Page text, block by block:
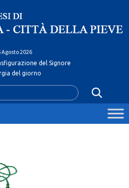
Agosto 2026
del Signore
del giorno